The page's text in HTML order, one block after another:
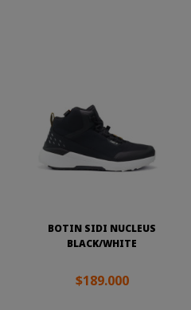
BOTIN SIDI NUCLEUS
BLACK/WHITE
$189.000